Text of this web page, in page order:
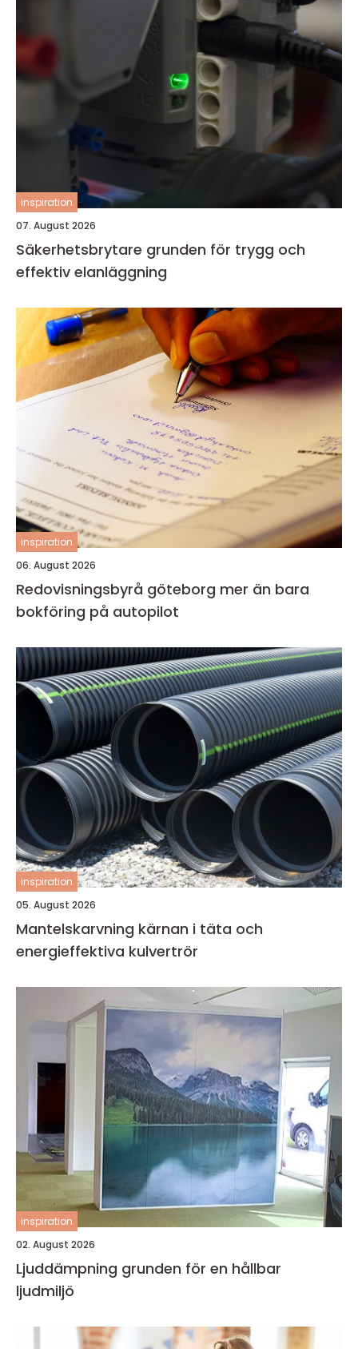
inspiration
07. August 2026
Säkerhetsbrytare grunden för trygg och
effektiv elanläggning
inspiration
06. August 2026
Redovisningsbyrå göteborg mer än bara
bokföring på autopilot
inspiration
05. August 2026
Mantelskarvning kärnan i täta och
energieffektiva kulvertrör
inspiration
02. August 2026
Ljuddämpning grunden för en hållbar
ljudmiljö